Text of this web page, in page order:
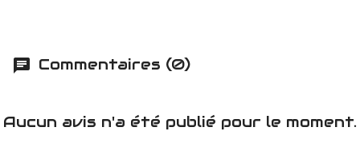
Commentaires (0)
Aucun avis n'a été publié pour le moment.